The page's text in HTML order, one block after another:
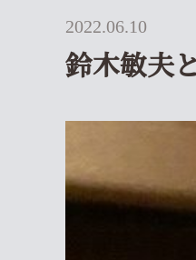
2022.06.10
鈴木敏夫